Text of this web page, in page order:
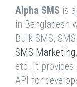
Alpha SMS is
in Bangladesh
Bulk SMS,
SMS Marketing
etc. It provides
API for